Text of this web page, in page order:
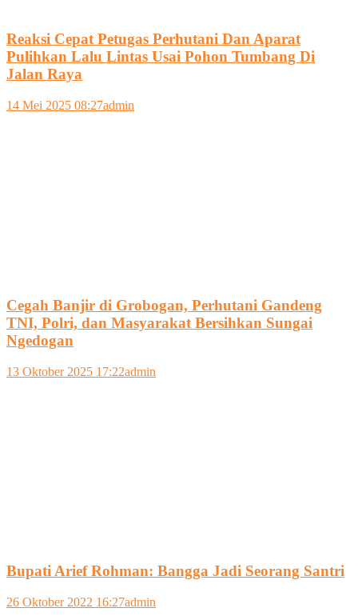
Reaksi Cepat Petugas Perhutani Dan Aparat
Pulihkan Lalu Lintas Usai Pohon Tumbang Di
Jalan Raya
14 Mei 2025 08:27admin
Cegah Banjir di Grobogan, Perhutani Gandeng
TNI, Polri, dan Masyarakat Bersihkan Sungai
Ngedogan
13 Oktober 2025 17:22admin
Bupati Arief Rohman: Bangga Jadi Seorang Santri
26 Oktober 2022 16:27admin